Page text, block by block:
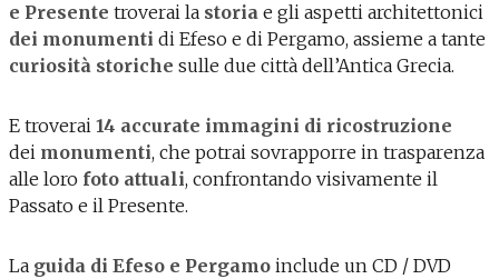
e Presente troverai la storia e gli aspetti architettonici
dei monumenti di Efeso e di Pergamo, assieme a tante
curiosità storiche sulle due città dell’Antica Grecia.
E troverai 14 accurate immagini di ricostruzione
dei monumenti, che potrai sovrapporre in trasparenza
alle loro foto attuali, confrontando visivamente il
Passato e il Presente.
La guida di Efeso e Pergamo include un CD / DVD